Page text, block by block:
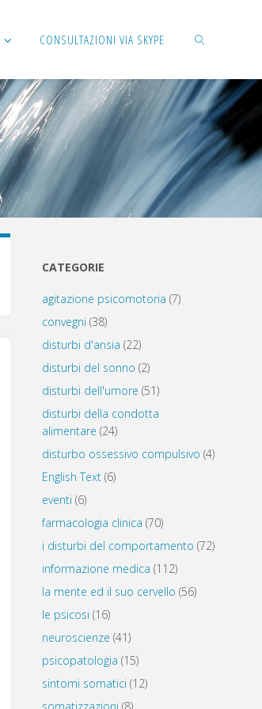
CONSULTAZIONI VIA SKYPE
CERCA
CATEGORIE
agitazione psicomotoria (7)
convegni (38)
disturbi d'ansia (22)
disturbi del sonno (2)
disturbi dell'umore (51)
disturbi della condotta
alimentare (24)
disturbo ossessivo compulsivo (4)
English Text (6)
eventi (6)
farmacologia clinica (70)
i disturbi del comportamento (72)
informazione medica (112)
la mente ed il suo cervello (56)
le psicosi (16)
neuroscienze (41)
psicopatologia (15)
sintomi somatici (12)